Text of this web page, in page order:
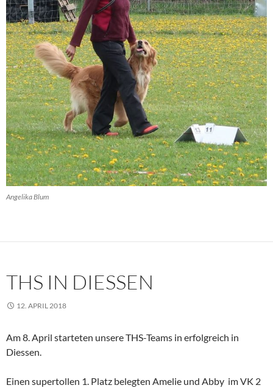
Angelika Blum
THS IN DIESSEN
12. APRIL 2018
Am 8. April starteten unsere THS-Teams in erfolgreich in
Diessen.
Einen supertollen 1. Platz belegten Amelie und Abby im VK 2